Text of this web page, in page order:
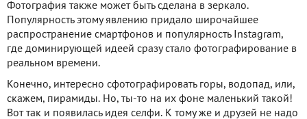
Фотография также может быть сделана в зеркало.
Популярность этому явлению придало широчайшее
распространение смартфонов и популярность Instagram,
где доминирующей идеей сразу стало фотографирование в
реальном времени.
Конечно, интересно сфотографировать горы, водопад, или,
скажем, пирамиды. Но, ты-то на их фоне маленький такой!
Вот так и появилась идея селфи. К тому же и друзей не надо